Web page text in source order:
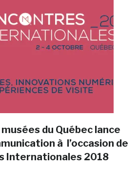
du Québec lance
à l’occasion de
Internationales 2018